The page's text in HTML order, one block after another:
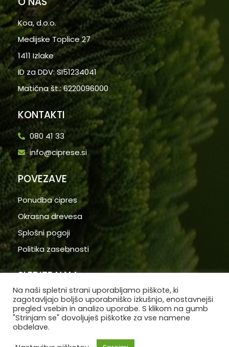
Koa, d.o.o.
Medijske Toplice 27
1411 Izlake
ID za DDV: SI51234041
Matična št.: 6220096000
KONTAKTI
080 41 33
info@ciprese.si
POVEZAVE
Ponudba cipres
Okrasna drevesa
Splošni pogoji
Politika zasebnosti
SLEDITE NAM
Na naši spletni strani uporabljamo piškote, ki
zagotavljajo boljšo uporabniško izkušnjo, enostavnejši
pregled vsebin in analizo uporabe. S klikom na gumb
"Strinjam se" dovoljuješ piškotke za vse namene
obdelave.